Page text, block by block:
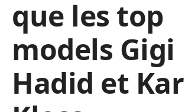
que les top
models Gigi
Hadid et